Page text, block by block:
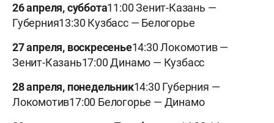
26 апреля, суббота11:00 Зенит-Казань —
Губерния13:30 Кузбасс — Белогорье
27 апреля, воскресенье14:30 Локомотив —
Зенит-Казань17:00 Динамо — Кузбасс
28 апреля, понедельник14:30 Губерния —
Локомотив17:00 Белогорье — Динамо